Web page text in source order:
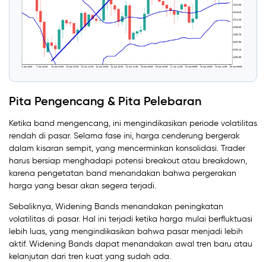
Pita Pengencang & Pita Pelebaran
Ketika band mengencang, ini mengindikasikan periode volatilitas
rendah di pasar. Selama fase ini, harga cenderung bergerak
dalam kisaran sempit, yang mencerminkan konsolidasi. Trader
harus bersiap menghadapi potensi breakout atau breakdown,
karena pengetatan band menandakan bahwa pergerakan
harga yang besar akan segera terjadi.
Sebaliknya, Widening Bands menandakan peningkatan
volatilitas di pasar. Hal ini terjadi ketika harga mulai berfluktuasi
lebih luas, yang mengindikasikan bahwa pasar menjadi lebih
aktif. Widening Bands dapat menandakan awal tren baru atau
kelanjutan dari tren kuat yang sudah ada.